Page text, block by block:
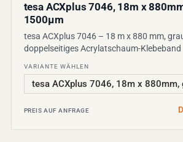
tesa ACXplus 7046, 18m x
1500µm
tesa ACXplus 7046 – 18 m x 880 mm,
doppelseitiges Acrylatschaum-Klebeband
VARIANTE WÄHLEN
PREIS AUF ANFRAGE